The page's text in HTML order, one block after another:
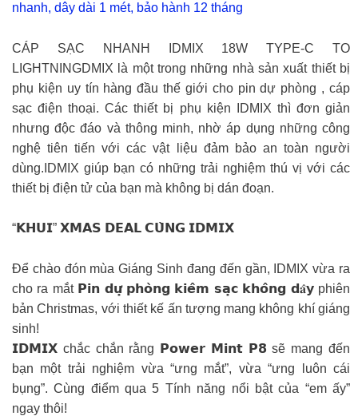
nhanh, dây dài 1 mét, bảo hành 12 tháng
CÁP SẠC NHANH IDMIX 18W TYPE-C TO
LIGHTNINGDMIX là một trong những nhà sản xuất thiết bị
phụ kiện uy tín hàng đầu thế giới cho pin dự phòng , cáp
sạc điện thoại. Các thiết bị phụ kiện IDMIX thì đơn giản
nhưng độc đáo và thông minh, nhờ áp dụng những công
nghệ tiên tiến với các vật liệu đảm bảo an toàn người
dùng.IDMIX giúp bạn có những trải nghiệm thú vị với các
thiết bị điện tử của bạn mà không bị dán đoạn.
“𝗞𝗛𝗨𝗜” 𝗫𝗠𝗔𝗦 𝗗𝗘𝗔𝗟 𝗖𝗨̀𝗡𝗚 𝗜𝗗𝗠𝗜𝗫
Để chào đón mùa Giáng Sinh đang đến gần, IDMIX vừa ra
cho ra mắt 𝗣𝗶𝗻 𝗱𝘂̛̣ 𝗽𝗵𝗼̀𝗻𝗴 𝗸𝗶𝗲̂𝗺 𝘀𝗮̣𝗰 𝗸𝗵𝗼̂𝗻𝗴 𝗱𝐚̂𝘆 phiên
bản Christmas, với thiết kế ấn tượng mang không khí giáng
sinh!
𝗜𝗗𝗠𝗜𝗫 chắc chắn rằng 𝗣𝗼𝘄𝗲𝗿 𝗠𝗶𝗻𝘁 𝗣𝟴 sẽ mang đến
bạn một trải nghiệm vừa “ưng mắt”, vừa “ưng luôn cái
bụng”. Cùng điểm qua 5 Tính năng nổi bật của “em ấy”
ngay thôi!